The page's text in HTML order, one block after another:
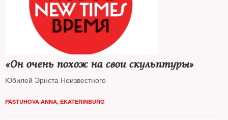
«Он очень похож на свои скульптуры»
Юбилей Эрнста Неизвестного
PASTUHOVA ANNA, EKATERINBURG